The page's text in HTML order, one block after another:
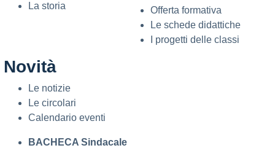
La storia
Offerta formativa
Le schede didattiche
I progetti delle classi
Novità
Le notizie
Le circolari
Calendario eventi
BACHECA Sindacale